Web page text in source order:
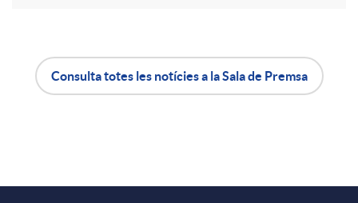
Consulta totes les notícies a la Sala de Premsa